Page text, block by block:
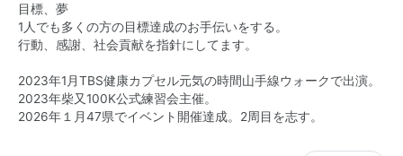
目標、夢
1人でも多くの方の目標達成のお手伝いをする。
行動、感謝、社会貢献を指針にしてます。
2023年1月TBS健康カプセル元気の時間山手線ウォークで出演。
2023年柴又100K公式練習会主催。
2026年１月47県でイベント開催達成。2周目を志す。